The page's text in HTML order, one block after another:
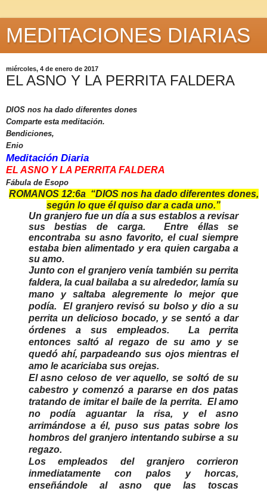
MEDITACIONES DIARIAS
miércoles, 4 de enero de 2017
EL ASNO Y LA PERRITA FALDERA
DIOS nos ha dado diferentes dones
Comparte esta meditación.
Bendiciones,
Enio
Meditación Diaria
EL ASNO YLA PERRITA FALDERA
Fábula de Esopo
ROMANOS 12:6a “DIOS nos ha dado diferentes dones,
según lo que él quiso dar a cada uno.”
Un granjero fue un día a sus establos a revisar
sus bestias de carga. Entre éllas se
encontraba su asno favorito, el cual siempre
estaba bien alimentado y era quien cargaba a
su amo.
Junto con el granjero venía también su perrita
faldera, la cual bailaba a su alrededor, lamía su
mano y saltaba alegremente lo mejor que
podía. El granjero revisó su bolso y dio a su
perrita un delicioso bocado, y se sentó a dar
órdenes a sus empleados. La perrita
entonces saltó al regazo de su amo y se
quedó ahí, parpadeando sus ojos mientras el
amo le acariciaba sus orejas.
El asno celoso de ver aquello, se soltó de su
cabestro y comenzó a pararse en dos patas
tratando de imitar el baile de la perrita. El amo
no podía aguantar la risa, y el asno
arrimándose a él, puso sus patas sobre los
hombros del granjero intentando subirse a su
regazo.
Los empleados del granjero corrieron
inmediatamente con palos y horcas,
enseñándole al asno que las toscas